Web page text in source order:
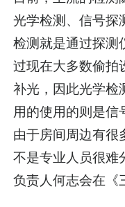
光学检测、信号探
检测就是通过探测
过现在大多数偷拍
补光，因此光学检
用的使用的则是信
由于房间周边有很
不是专业人员很难
负责人何志会在《